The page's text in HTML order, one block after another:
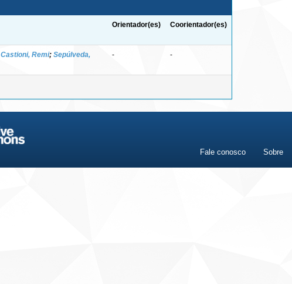
Orientador(es) Coorientador(es)
Castioni, Remi; Sepúlveda,
- -
Fale conosco Sobre